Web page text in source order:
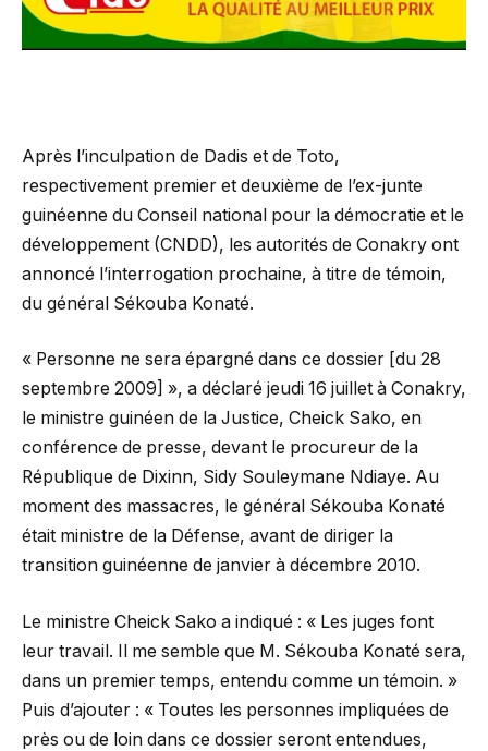
Après l’inculpation de Dadis et de Toto,
respectivement premier et deuxième de l’ex-junte
guinéenne du Conseil national pour la démocratie et le
développement (CNDD), les autorités de Conakry ont
annoncé l’interrogation prochaine, à titre de témoin,
du général Sékouba Konaté.
« Personne ne sera épargné dans ce dossier [du 28
septembre 2009] », a déclaré jeudi 16 juillet à Conakry,
le ministre guinéen de la Justice, Cheick Sako, en
conférence de presse, devant le procureur de la
République de Dixinn, Sidy Souleymane Ndiaye. Au
moment des massacres, le général Sékouba Konaté
était ministre de la Défense, avant de diriger la
transition guinéenne de janvier à décembre 2010.
Le ministre Cheick Sako a indiqué : « Les juges font
leur travail. Il me semble que M. Sékouba Konaté sera,
dans un premier temps, entendu comme un témoin. »
Puis d’ajouter : « Toutes les personnes impliquées de
près ou de loin dans ce dossier seront entendues,